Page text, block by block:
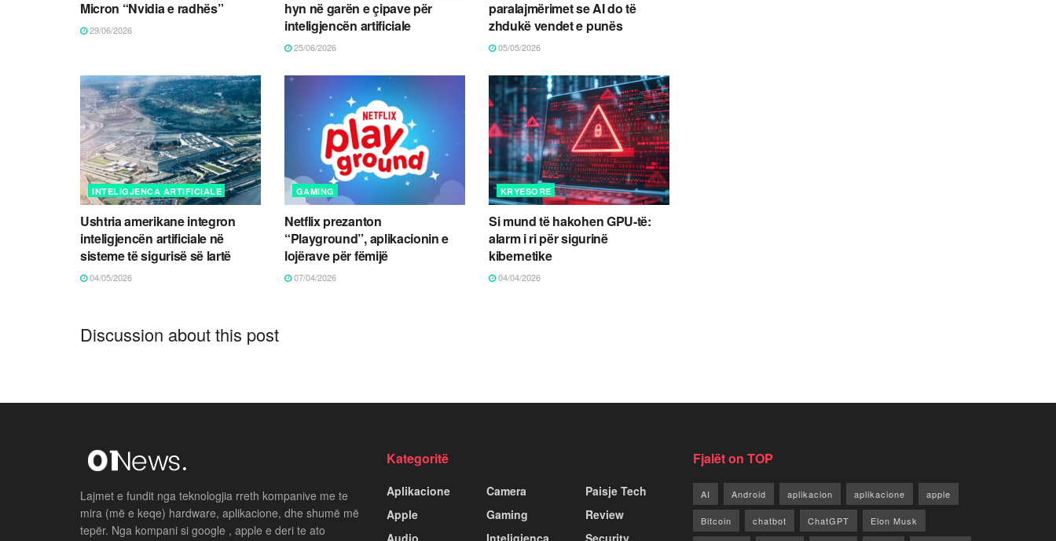
Micron “Nvidia e radhës”
29/06/2026
hyn në garën e çipave për
inteligjencën artificiale
25/06/2026
paralajmërimet se AI do të
zhdukë vendet e punës
05/05/2026
INTELIGJENCA ARTIFICIALE
Ushtria amerikane integron
inteligjencën artificiale në
sisteme të sigurisë së lartë
04/05/2026
GAMING
Netflix prezanton
“Playground”, aplikacionin e
lojërave për fëmijë
07/04/2026
KRYESORE
Si mund të hakohen GPU-të:
alarm i ri për sigurinë
kibernetike
04/04/2026
Discussion about this post
Lajmet e fundit nga teknologjia rreth kompanive me te
mira (më e keqe) hardware, aplikacione, dhe shumë më
tepër. Nga kompani si google , apple e deri te ato
Kategoritë
Aplikacione
Apple
Camera
Gaming
Paisje Tech
Review
Fjalët on TOP
AI Android aplikacion aplikacione apple
Bitcoin chatbot ChatGPT Elon Musk